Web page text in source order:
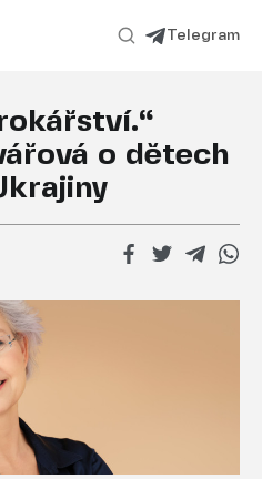
Telegram
o dětech